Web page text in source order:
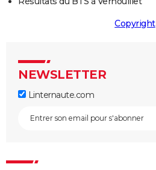
Copyright
NEWSLETTER
Linternaute.com